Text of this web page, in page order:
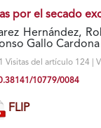
por el secado
Hernández,
Gallo Cardona
Visitas del artículo 124 |
10779/0084
FLIP